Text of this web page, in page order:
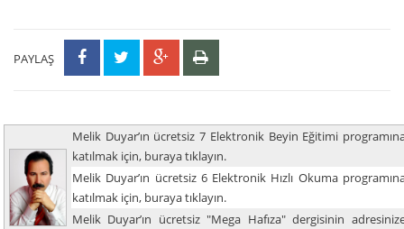
PAYLAŞ
Melik Duyar’ın ücretsiz 7 Elektronik Beyin Eğitimi
katılmak için, buraya tıklayın.
Melik Duyar’ın ücretsiz 6 Elektronik Hızlı Okuma
katılmak için, buraya tıklayın.
Melik Duyar’ın ücretsiz "Mega Hafıza" dergisinin